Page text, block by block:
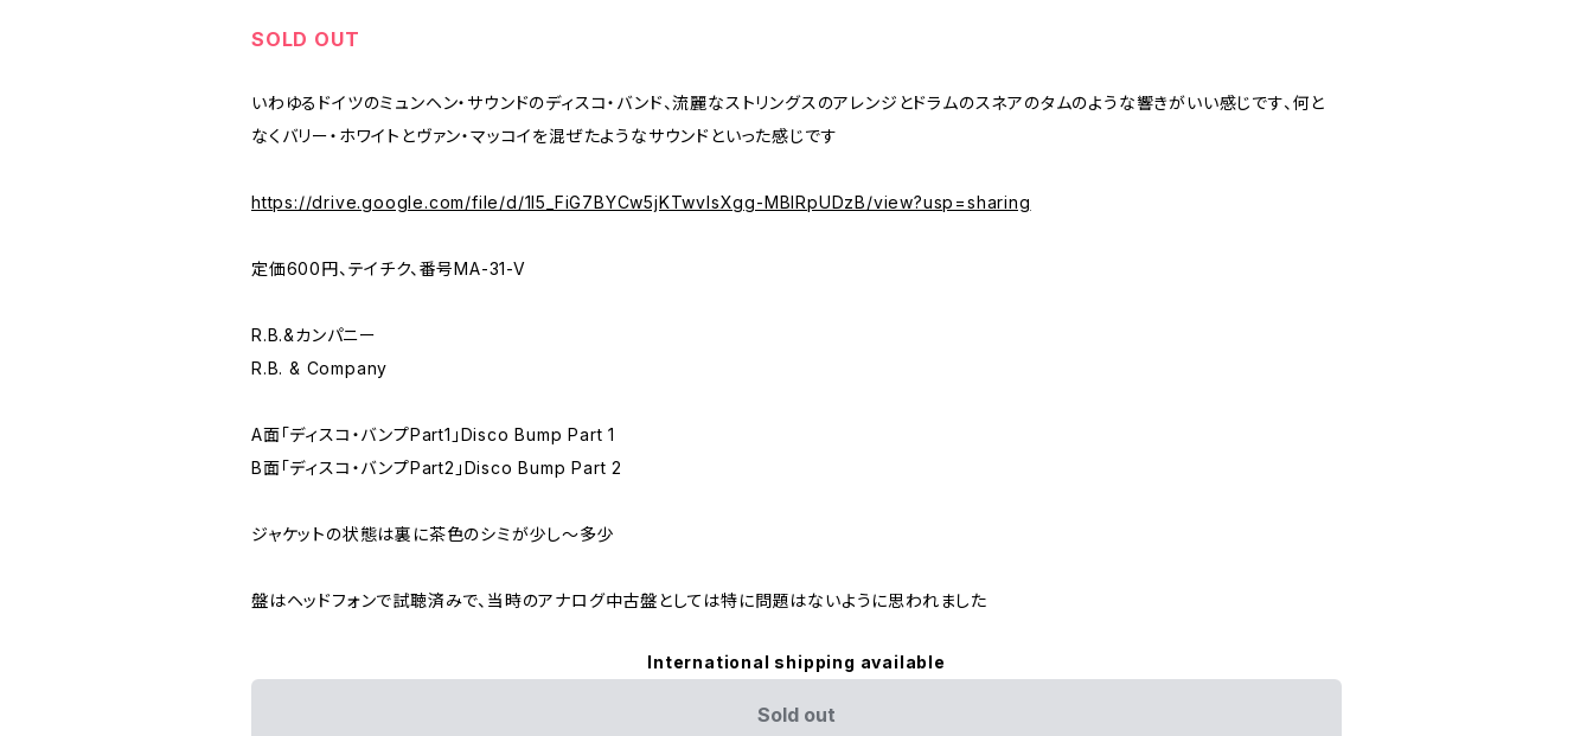
SOLD OUT
いわゆるドイツのミュンヘン・サウンドのディスコ・バンド、流麗なストリングスのアレンジとドラムのスネアのタムのような響きがいい感じです、何と
なくバリー・ホワイトとヴァン・マッコイを混ぜたようなサウンドといった感じです
https://drive.google.com/file/d/1I5_FiG7BYCw5jKTwvlsXgg-MBlRpUDzB/view?usp=sharing
定価600円、テイチク、番号MA-31-V
R.B.&カンパニー
R.B. & Company
A面「ディスコ・バンプPart1」Disco Bump Part 1
B面「ディスコ・バンプPart2」Disco Bump Part 2
ジャケットの状態は裏に茶色のシミが少し～多少
盤はヘッドフォンで試聴済みで、当時のアナログ中古盤としては特に問題はないように思われました
International shipping available
Sold out